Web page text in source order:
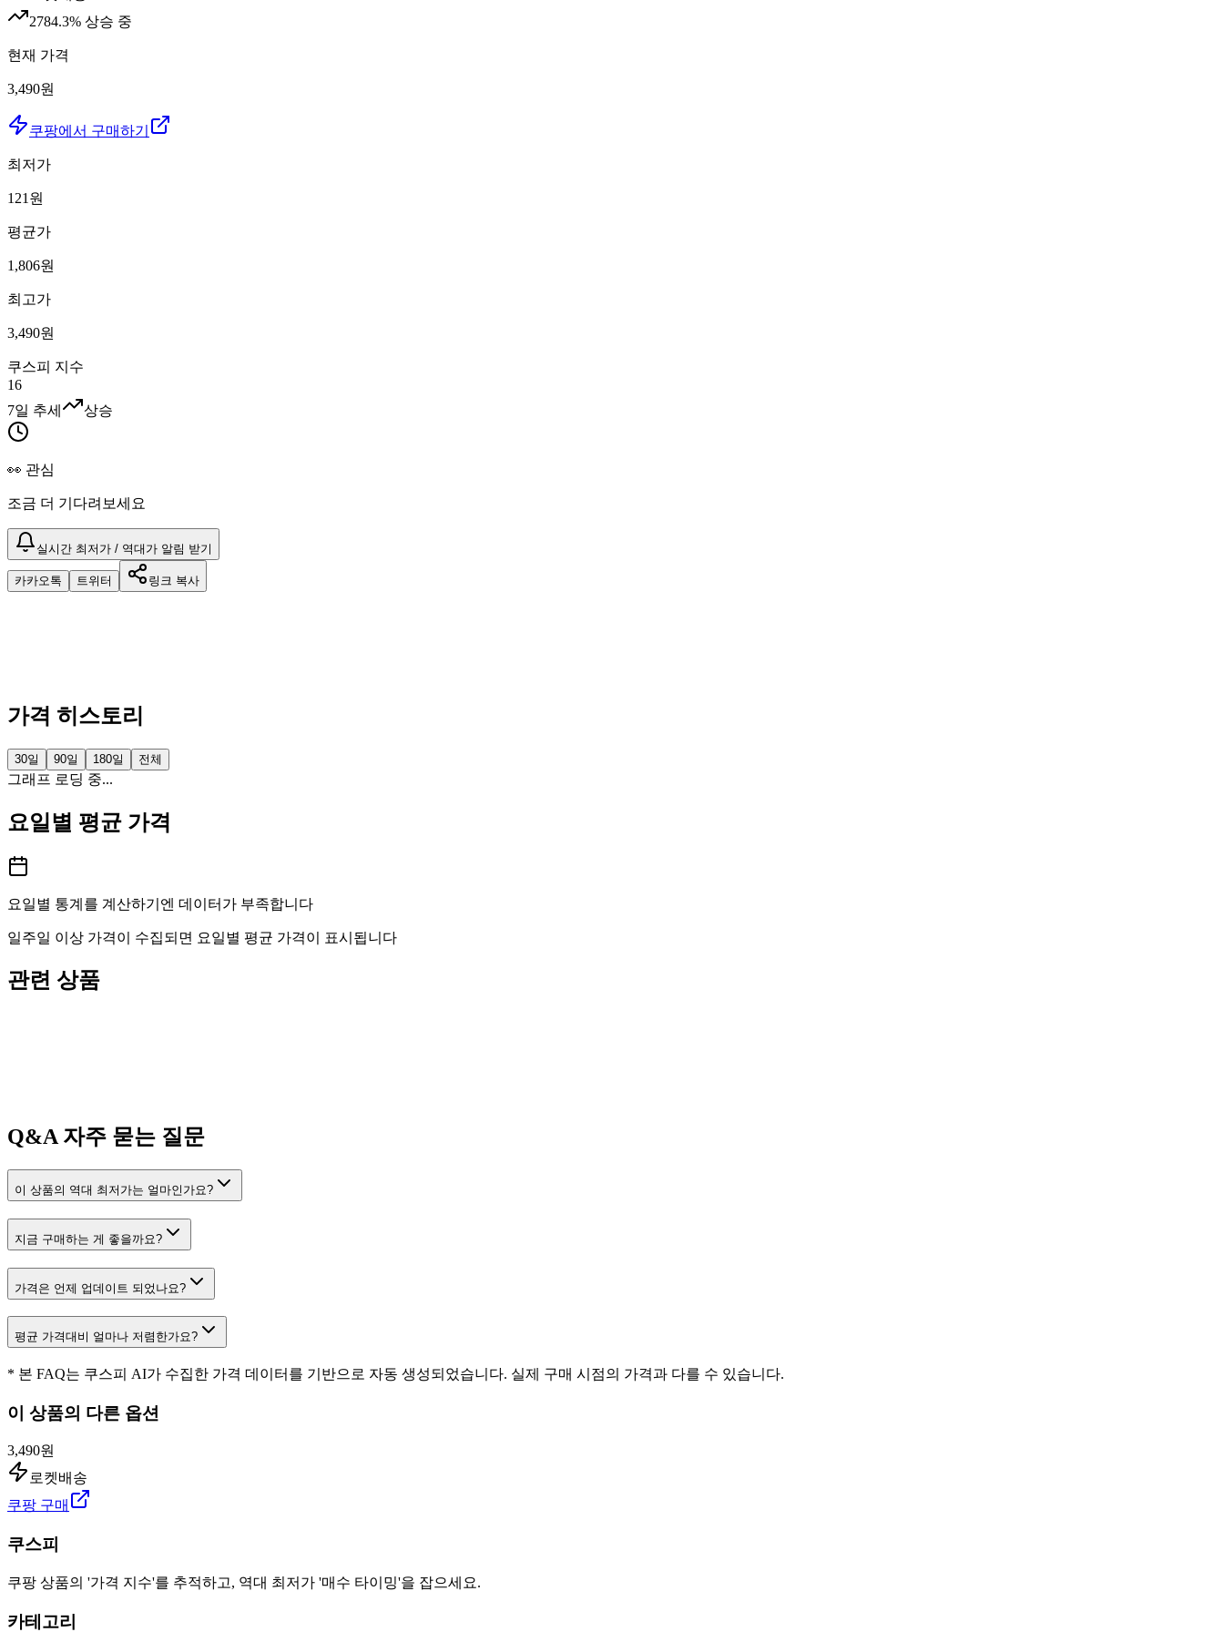
2784.3% 상승 중
현재 가격
3,490원
쿠팡에서 구매하기
최저가
121 원
평균가
1,806원
최고가
3,490원
쿠스피 지수
16
7일 추세
상승
👀 관심
조금 더 기다려보세요
실시간 최저가 / 역대가 알림 받기
카카오톡 트위터 링크 복사
가격 히스토리
30일 90일 180일 전체
그래프 로딩 중...
요일별 평균 가격
요일별 통계를 계산하기엔 데이터가 부족합니다
일주일 이상 가격이 수집되면 요일별 평균 가격이 표시됩니다
관련 상품
Q&A자주 묻는 질문
이 상품의 역대 최저가는 얼마인가요?
지금 구매하는 게 좋을까요?
가격은 언제 업데이트 되었나요?
평균 가격대비 얼마나 저렴한가요?
* 본 FAQ는 쿠스피 AI가 수집한 가격 데이터를 기반으로 자동 생성되었습니다. 실제 구매 시점의 가격과 다를 수 있습니다.
이 상품의 다른 옵션
3,490원
로켓배송
쿠팡 구매
쿠스피
쿠팡 상품의 '가격 지수'를 추적하고, 역대 최저가 '매수 타이밍'을 잡으세요.
카테고리